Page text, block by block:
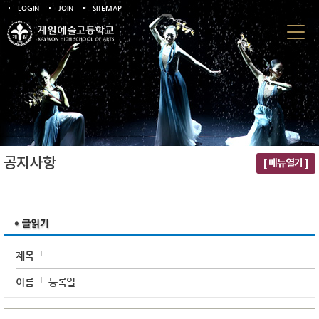
LOGIN JOIN SITEMAP
공지사항 [ 메뉴열기 ]
제목
이름 등록일